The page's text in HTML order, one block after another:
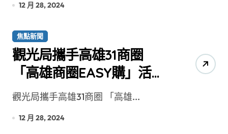
12 月 28, 2024
焦點新聞
觀光局攜手高雄31商圈
「高雄商圈EASY購」活動
1/4開跑 觀光護照總優惠超
觀光局攜手高雄31商圈 「高雄...
12 月 28, 2024